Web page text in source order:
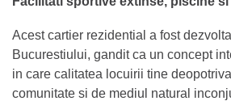
Acest cartier rezidential a fost
Bucurestiului, gandit ca un concept
in care calitatea locuirii tine
comunitate si de mediul natural